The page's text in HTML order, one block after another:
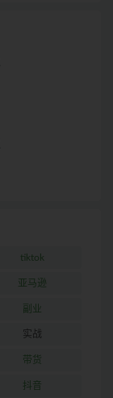
tiktok
亚马逊
副业
实战
带货
抖音